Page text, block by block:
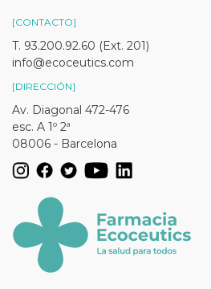
[CONTACTO]
T. 93.200.92.60 (Ext. 201)
info@ecoceutics.com
[DIRECCIÓN]
Av. Diagonal 472-476
esc. A 1º 2ª
08006 - Barcelona